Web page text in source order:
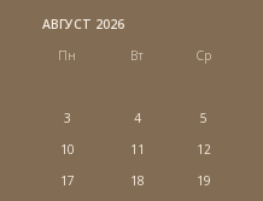
АВГУСТ 2026
Пн
Вт Ср
3
4 5
10
11 12
17
18 19